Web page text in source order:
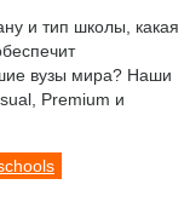
и тип школы, какая
вузы мира? Наши
Premium и